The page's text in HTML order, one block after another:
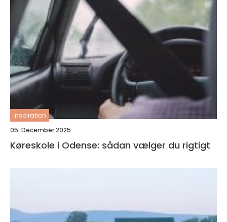
inspiration
05. December 2025
Køreskole i Odense: sådan vælger du rigtigt